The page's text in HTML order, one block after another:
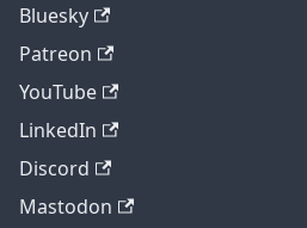
Bluesky
Patreon
YouTube
LinkedIn
Discord
Mastodon